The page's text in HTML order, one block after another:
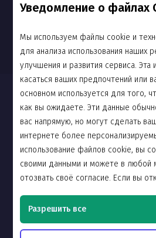
Уведомление о файлах
Мы используем файлы cookie и
для анализа использования наших
улучшения и развития сервиса.
касаться ваших предпочтений или
основном используется для того,
как вы ожидаете. Эти данные
вас напрямую, но могут сделать
интернете более
использование файлов cookie, вы
своими данными и можете в любой
отозвать своё согласие. Если вы
необходимы для запуска сайта),
работу сайта, но вы не сможете
его возможностями в полной мере.
Разрешить все
Да
Новости
Поддержка
О компании